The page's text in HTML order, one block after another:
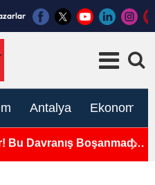
Antalya Ekonomi
Bu Davranış Boşanmada